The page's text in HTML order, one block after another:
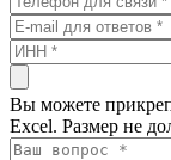
Вы можете
Excel. Размер не